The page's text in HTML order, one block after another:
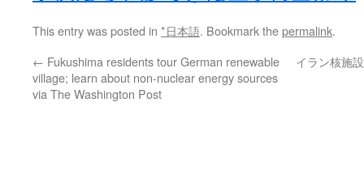
This entry was posted in *日本語. Bookmark thepermalink.
← Fukushima residents tour German renewable
village; learn about non-nuclear energy sources
via The Washington Post
イラン核施